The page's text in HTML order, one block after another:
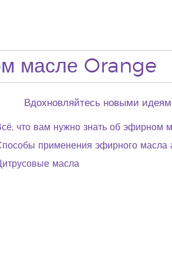
масле Orange
Вдохновляйтесь новыми
что вам нужно знать об эфирном
применения эфирного масла
масла